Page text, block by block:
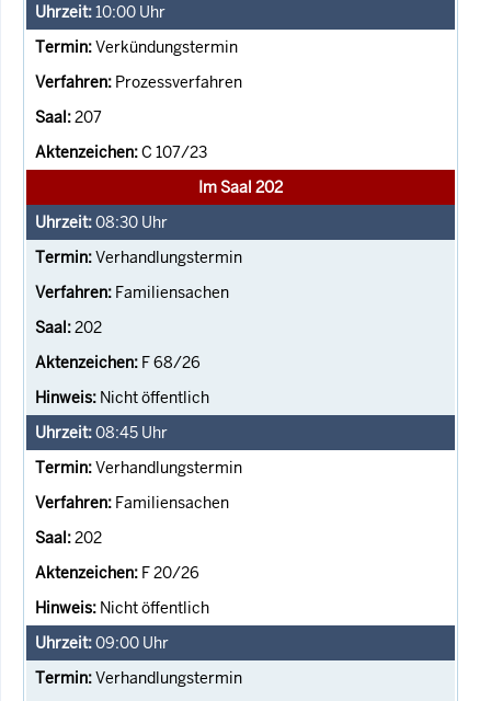
10:00 Uhr
Verkündungstermin
Prozessverfahren
207
C 107/23
Im Saal 202
08:30 Uhr
Verhandlungstermin
Familiensachen
202
F 68/26
Nicht öffentlich
08:45 Uhr
Verhandlungstermin
Familiensachen
202
F 20/26
Nicht öffentlich
09:00 Uhr
Verhandlungstermin